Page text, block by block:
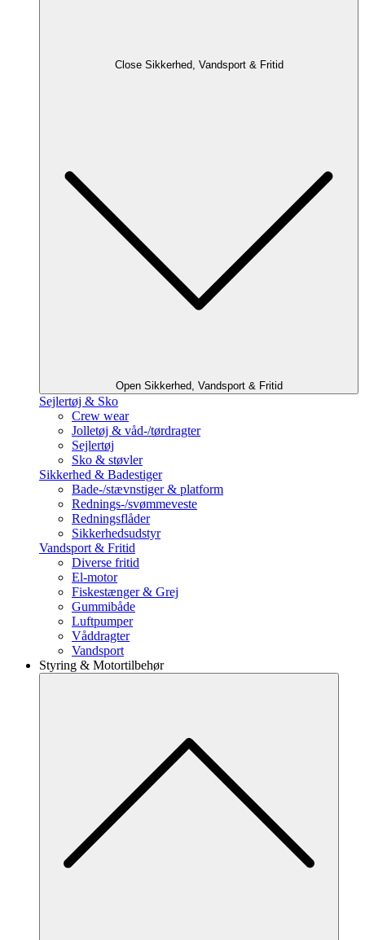
Close Sikkerhed, Vandsport & Fritid
Open Sikkerhed, Vandsport & Fritid
Sejlertøj & Sko
Crew wear
Jolletøj & våd-/tørdragter
Sejlertøj
Sko & støvler
Sikkerhed & Badestiger
Bade-/stævnstiger & platform
Rednings-/svømmeveste
Redningsflåder
Sikkerhedsudstyr
Vandsport & Fritid
Diverse fritid
El-motor
Fiskestænger & Grej
Gummibåde
Luftpumper
Våddragter
Vandsport
Styring & Motortilbehør